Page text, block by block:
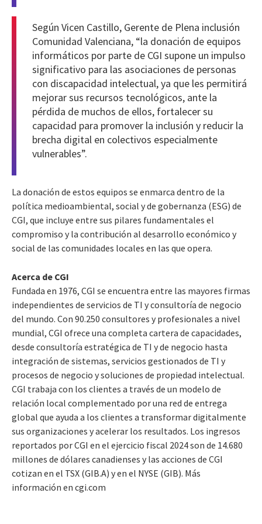
Según Vicen Castillo, Gerente de Plena inclusión
Comunidad Valenciana, “la donación de equipos
informáticos por parte de CGI supone un impulso
significativo para las asociaciones de personas
con discapacidad intelectual, ya que les permitirá
mejorar sus recursos tecnológicos, ante la
pérdida de muchos de ellos, fortalecer su
capacidad para promover la inclusión y reducir la
brecha digital en colectivos especialmente
vulnerables”.
La donación de estos equipos se enmarca dentro de la
política medioambiental, social y de gobernanza (ESG) de
CGI, que incluye entre sus pilares fundamentales el
compromiso y la contribución al desarrollo económico y
social de las comunidades locales en las que opera.
Acerca de CGI
Fundada en 1976, CGI se encuentra entre las mayores firmas
independientes de servicios de TI y consultoría de negocio
del mundo. Con 90.250 consultores y profesionales a nivel
mundial, CGI ofrece una completa cartera de capacidades,
desde consultoría estratégica de TI y de negocio hasta
integración de sistemas, servicios gestionados de TI y
procesos de negocio y soluciones de propiedad intelectual.
CGI trabaja con los clientes a través de un modelo de
relación local complementado por una red de entrega
global que ayuda a los clientes a transformar digitalmente
sus organizaciones y acelerar los resultados. Los ingresos
reportados por CGI en el ejercicio fiscal 2024 son de 14.680
millones de dólares canadienses y las acciones de CGI
cotizan en el TSX (GIB.A) y en el NYSE (GIB). Más
información en cgi.com